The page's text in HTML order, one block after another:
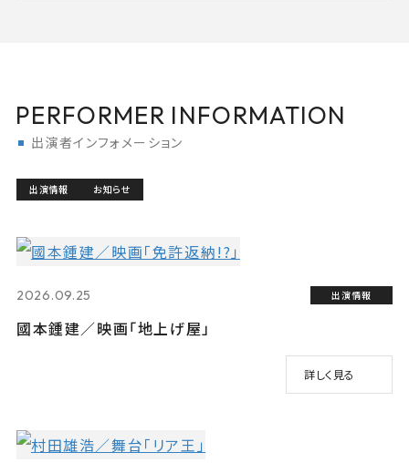
PERFORMER INFORMATION
出演者インフォメーション
出演情報 お知らせ
2026.09.25 出演情報
國本鍾建／映画「地上げ屋」
詳しく見る